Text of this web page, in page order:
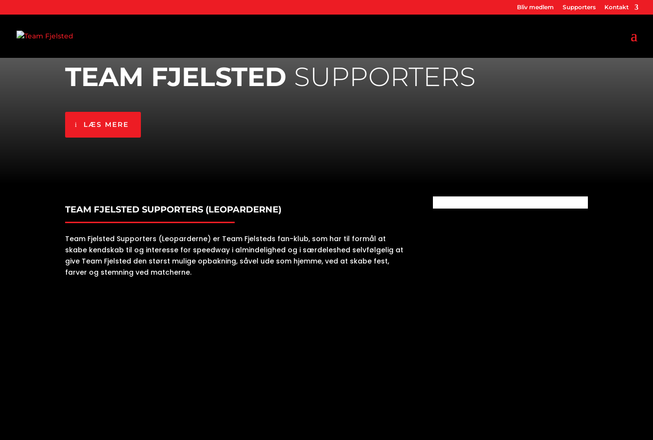
Bliv medlem Supporters Kontakt
TEAM FJELSTED SUPPORTERS
LÆS MERE
TEAM FJELSTED SUPPORTERS (LEOPARDERNE)
Team Fjelsted Supporters (Leoparderne) er Team Fjelsteds fan-klub, som har til formål at
skabe kendskab til og interesse for speedway i almindelighed og i særdeleshed selvfølgelig at
give Team Fjelsted den størst mulige opbakning, såvel ude som hjemme, ved at skabe fest,
farver og stemning ved matcherne.